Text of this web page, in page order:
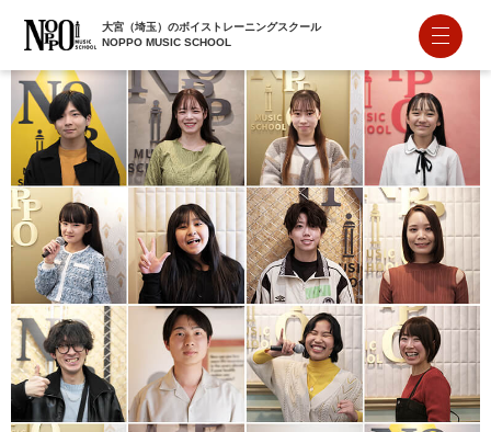
大宮（埼玉）のボイストレーニングスクール
NOPPO MUSIC SCHOOL